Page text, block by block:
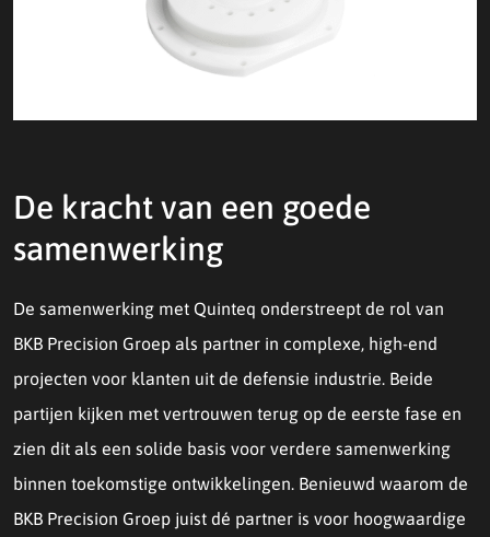
De kracht van een goede
samenwerking
De samenwerking met Quinteq onderstreept de rol van
BKB Precision Groep als partner in complexe, high-end
projecten voor klanten uit de defensie industrie. Beide
partijen kijken met vertrouwen terug op de eerste fase en
zien dit als een solide basis voor verdere samenwerking
binnen toekomstige ontwikkelingen. Benieuwd waarom de
BKB Precision Groep juist dé partner is voor hoogwaardige